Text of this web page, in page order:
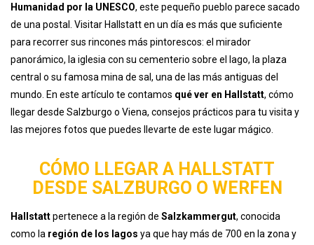
Humanidad por la UNESCO, este pequeño pueblo parece sacado
de una postal. Visitar Hallstatt en un día es más que suficiente
para recorrer sus rincones más pintorescos: el mirador
panorámico, la iglesia con su cementerio sobre el lago, la plaza
central o su famosa mina de sal, una de las más antiguas del
mundo. En este artículo te contamos qué ver en Hallstatt, cómo
llegar desde Salzburgo o Viena, consejos prácticos para tu visita y
las mejores fotos que puedes llevarte de este lugar mágico.
CÓMO LLEGAR A HALLSTATT
DESDE SALZBURGO O WERFEN
Hallstattpertenece a la región de Salzkammergut, conocida
como la región de los lagos ya que hay más de 700 en la zona y